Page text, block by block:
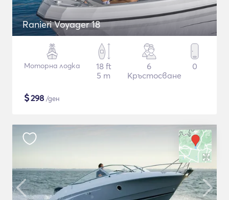
Ranieri Voyager 18
Моторна лодка
18 ft
5 m
6
Кръстосване
0
$298 /ден